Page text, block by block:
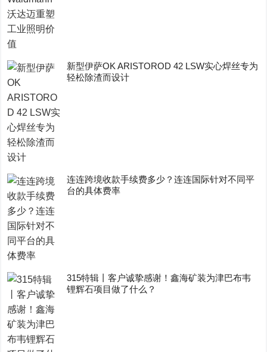
新型伊萨OK ARISTOROD 42 LSW实心焊丝专为
轻松除渣而设计
连连跨境收款手续费多少？连连国际针对不同平
台的具体费率
315特辑丨客户诚挚感谢！鑫海矿装为津巴布韦
锂辉石项目做了什么？